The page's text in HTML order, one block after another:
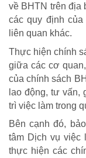
về BHTN trên địa
các quy định
liên quan khác.
Thực hiện chính
giữa các cơ
của chính sách
lao động, tư vấn,
trì việc làm trong
Bên cạnh đó,
tâm Dịch vụ việc
thực hiện các